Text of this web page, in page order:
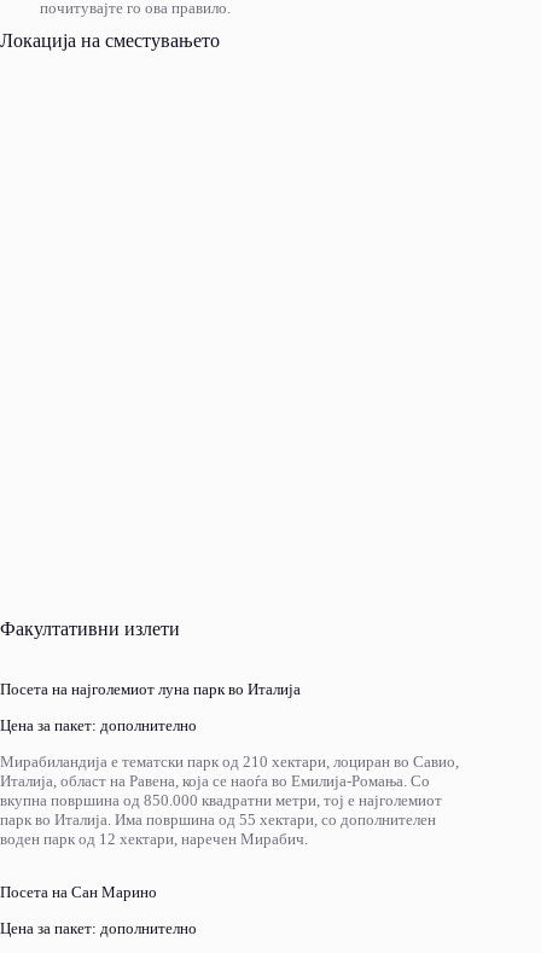
почитувајте го ова правило.
Локација на сместувањето
Факултативни излети
Посета на најголемиот луна парк во Италија
Цена за пакет: дополнително
Мирабиландија е тематски парк од 210 хектари, лоциран во Савио,
Италија, област на Равена, која се наоѓа во Емилија-Ромања. Со
вкупна површина од 850.000 квадратни метри, тој е најголемиот
парк во Италија. Има површина од 55 хектари, со дополнителен
воден парк од 12 хектари, наречен Мирабич.
Посета на Сан Марино
Цена за пакет: дополнително